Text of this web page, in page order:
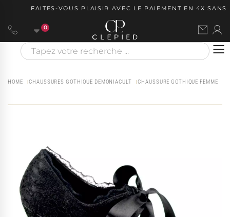
FAITES-VOUS PLAISIR AVEC LE PAIEMENT EN 4X SANS
0
HOME CHAUSSURES GOTHIQUE DEMONIACULT CHAUSSURE GOTHIQUE FEMME